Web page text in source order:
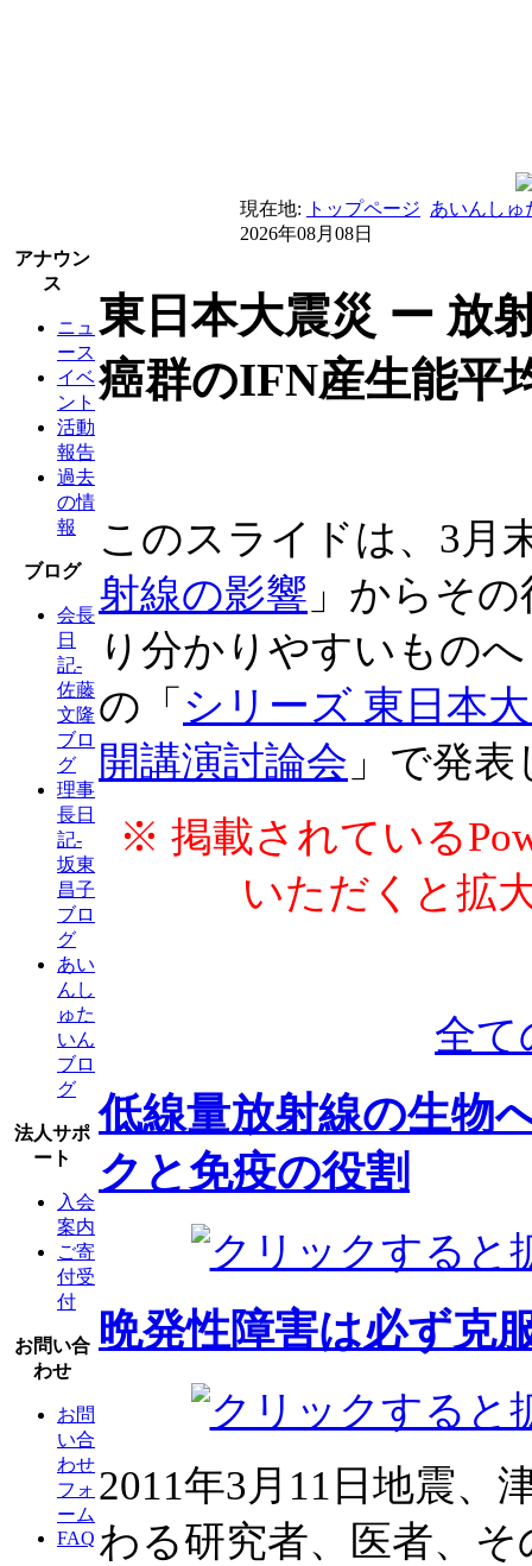
現在地: トップページ あいんしゅ
2026年08月08日
アナウン
ス
ニュ
ース
イベ
ント
活動
報告
過去
の情
報
ブログ
会長
日
記-
佐藤
文隆
ブロ
グ
理事
長日
記-
坂東
昌子
ブロ
グ
あい
んし
ゅた
いん
ブロ
グ
法人サポ
ート
入会
案内
ご寄
付受
付
お問い合
わせ
お問
い合
わせ
フォ
ーム
FAQ
東日本大震災 ー 放
癌群のIFN産生能平
このスライドは、3月
射線の影響 」からそ
り分かりやすいもの
の「 シリーズ 東日本
開講演討論会 」で発
※ 掲載されている
いただくと拡
全て
低線量放射線の生物
クと免疫の役割
晩発性障害は必ず克
2011年3月11日地震、
わる研究者、医者、